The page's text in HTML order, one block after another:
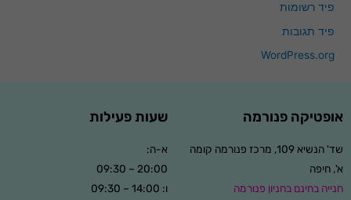
פיד רשומות
פיד תגובות
WordPress.org
אופטיקה פנורמה
שד' הנשיא 109, מרכז פנורמה קומה
א', חיפה
חנייה בחינם בחניון פנורמה
שעות פעילות
א-ה:
20:00 – 09:30
ו: 14:00 – 09:30
Cookie אלו
אופציונליים.
להפעלת
האתר.